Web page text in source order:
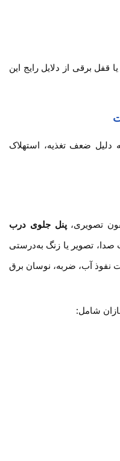
برقی از دلایل رایج این
دلیل ضعف تغذیه، استهلاک
تصویری،پنل جلوی درب
تصویر یا زنگ به‌درستی
نفوذ آب، ضربه، نوسان برق
شامل: